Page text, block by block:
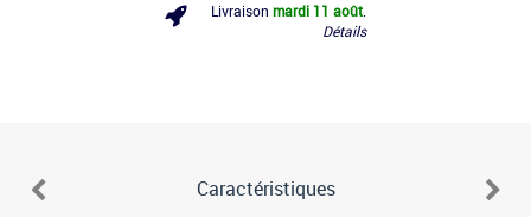
Livraison mardi 11 août
Détails
Caractéristiques